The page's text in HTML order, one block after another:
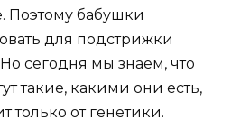
Поэтому бабушки
для подстрижки
сегодня мы знаем, что
такие, какими они есть,
только от генетики.